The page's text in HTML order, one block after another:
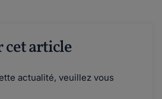
article
actualité, veuillez vous